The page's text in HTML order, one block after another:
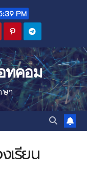
PM
ทคอม
ษา
เรียน